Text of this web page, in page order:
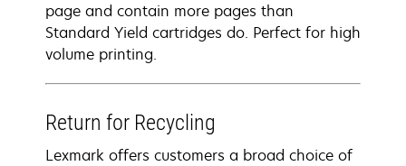
page and contain more pages than
Standard Yield cartridges do. Perfect for high
volume printing.
Return for Recycling
Lexmark offers customers a broad choice of